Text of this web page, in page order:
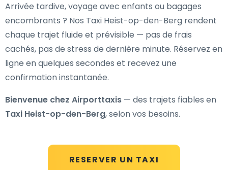
RESERVER UN TAXI
Arrivée tardive, voyage avec enfants ou bagages
encombrants ? Nos Taxi Heist-op-den-Berg rendent
chaque trajet fluide et prévisible — pas de frais
cachés, pas de stress de dernière minute. Réservez en
ligne en quelques secondes et recevez une
confirmation instantanée.
Bienvenue chez Airporttaxis — des trajets fiables en
Taxi Heist-op-den-Berg, selon vos besoins.